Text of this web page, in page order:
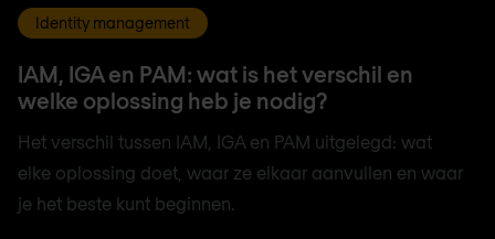
Identity management
IAM, IGA en PAM: wat is het verschil en
welke oplossing heb je nodig?
Het verschil tussen IAM, IGA en PAM uitgelegd: wat
elke oplossing doet, waar ze elkaar aanvullen en waar
je het beste kunt beginnen.